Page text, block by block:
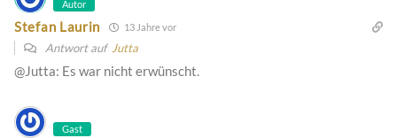
Autor
Stefan Laurin 13 Jahre vor
Antwort auf Jutta
@Jutta: Es war nicht erwünscht.
Gast